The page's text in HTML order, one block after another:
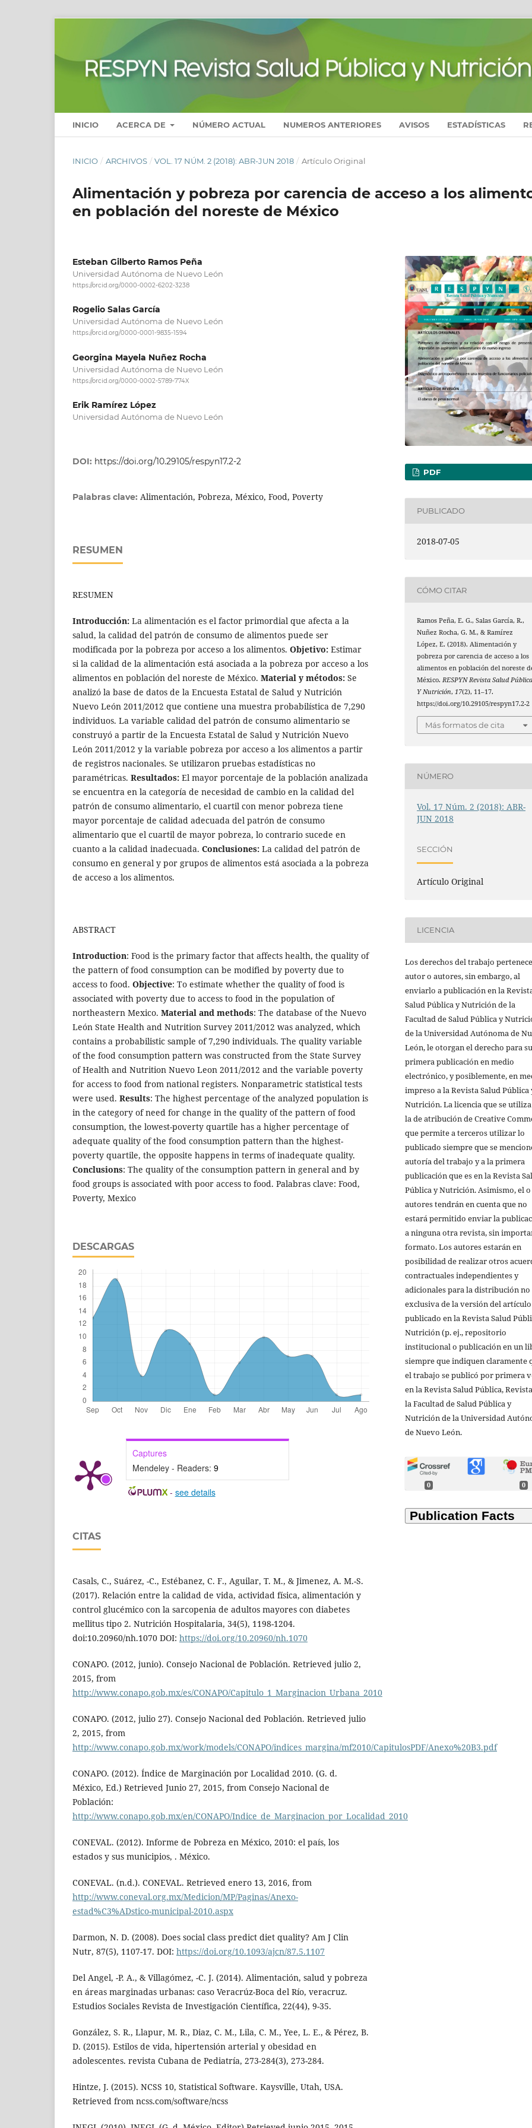
INICIO ACERCA DE NÚMERO ACTUAL NUMEROS ANTERIORES AVISOS ESTADÍSTICAS
INICIO / ARCHIVOS / VOL. 17 NÚM. 2 (2018): ABR-JUN 2018 / Artículo Original
Alimentación y pobreza por carencia de acceso a los
en población del noreste de México
Esteban Gilberto Ramos Peña
Universidad Autónoma de Nuevo León
https://orcid.org/0000-0002-6202-3238
Rogelio Salas García
Universidad Autónoma de Nuevo León
https://orcid.org/0000-0001-9835-1594
Georgina Mayela Nuñez Rocha
Universidad Autónoma de Nuevo León
https://orcid.org/0000-0002-5789-774X
Erik Ramírez López
Universidad Autónoma de Nuevo León
DOI: https://doi.org/10.29105/respyn17.2-2
Palabras clave: Alimentación, Pobreza, México, Food, Poverty
RESUMEN
RESUMEN
Introducción: La alimentación es el factor primordial que afecta a la
salud, la calidad del patrón de consumo de alimentos puede ser
modificada por la pobreza por acceso a los alimentos. Objetivo: Estimar
si la calidad de la alimentación está asociada a la pobreza por acceso a los
alimentos en población del noreste de México. Material y métodos: Se
analizó la base de datos de la Encuesta Estatal de Salud y Nutrición
Nuevo León 2011/2012 que contiene una muestra probabilística de 7,290
individuos. La variable calidad del patrón de consumo alimentario se
construyó a partir de la Encuesta Estatal de Salud y Nutrición Nuevo
León 2011/2012 y la variable pobreza por acceso a los alimentos a partir
de registros nacionales. Se utilizaron pruebas estadísticas no
paramétricas. Resultados: El mayor porcentaje de la población analizada
se encuentra en la categoría de necesidad de cambio en la calidad del
patrón de consumo alimentario, el cuartil con menor pobreza tiene
mayor porcentaje de calidad adecuada del patrón de consumo
alimentario que el cuartil de mayor pobreza, lo contrario sucede en
cuanto a la calidad inadecuada. Conclusiones: La calidad del patrón de
consumo en general y por grupos de alimentos está asociada a la pobreza
de acceso a los alimentos.
ABSTRACT
Introduction: Food is the primary factor that affects health, the quality of
the pattern of food consumption can be modified by poverty due to
access to food. Objective: To estimate whether the quality of food is
associated with poverty due to access to food in the population of
northeastern Mexico. Material and methods: The database of the Nuevo
León State Health and Nutrition Survey 2011/2012 was analyzed, which
contains a probabilistic sample of 7,290 individuals. The quality variable
of the food consumption pattern was constructed from the State Survey
of Health and Nutrition Nuevo Leon 2011/2012 and the variable poverty
for access to food from national registers. Nonparametric statistical tests
were used. Results: The highest percentage of the analyzed population is
in the category of need for change in the quality of the pattern of food
consumption, the lowest-poverty quartile has a higher percentage of
adequate quality of the food consumption pattern than the highest-
poverty quartile, the opposite happens in terms of inadequate quality.
Conclusions: The quality of the consumption pattern in general and by
food groups is associated with poor access to food. Palabras clave: Food,
Poverty, Mexico
DESCARGAS
Captures
Mendeley - Readers: 9
- see details
CITAS
Casals, C., Suárez, -C., Estébanez, C. F., Aguilar, T. M., & Jimenez, A. M.-S.
(2017). Relación entre la calidad de vida, actividad física, alimentación y
control glucémico con la sarcopenia de adultos mayores con diabetes
mellitus tipo 2. Nutrición Hospitalaria, 34(5), 1198-1204.
doi:10.20960/nh.1070 DOI: https://doi.org/10.20960/nh.1070
CONAPO. (2012, junio). Consejo Nacional de Población. Retrieved julio 2,
2015, from
http://www.conapo.gob.mx/es/CONAPO/Capitulo_1_Marginacion_Urbana_2010
CONAPO. (2012, julio 27). Consejo Nacional ded Población. Retrieved julio
2, 2015, from
http://www.conapo.gob.mx/work/models/CONAPO/indices_margina/mf2010/CapitulosPDF/Anexo%20B3.pdf
CONAPO. (2012). Índice de Marginación por Localidad 2010. (G. d.
México, Ed.) Retrieved Junio 27, 2015, from Consejo Nacional de
Población:
http://www.conapo.gob.mx/en/CONAPO/Indice_de_Marginacion_por_Localidad_2010
CONEVAL. (2012). Informe de Pobreza en México, 2010: el país, los
estados y sus municipios, . México.
CONEVAL. (n.d.). CONEVAL. Retrieved enero 13, 2016, from
http://www.coneval.org.mx/Medicion/MP/Paginas/Anexo-
estad%C3%ADstico-municipal-2010.aspx
Darmon, N. D. (2008). Does social class predict diet quality? Am J Clin
Nutr, 87(5), 1107-17. DOI: https://doi.org/10.1093/ajcn/87.5.1107
Del Angel, -P. A., & Villagómez, -C. J. (2014). Alimentación, salud y pobreza
en áreas marginadas urbanas: caso Veracrúz-Boca del Río, veracruz.
Estudios Sociales Revista de Investigación Científica, 22(44), 9-35.
González, S. R., Llapur, M. R., Diaz, C. M., Lila, C. M., Yee, L. E., & Pérez, B.
D. (2015). Estilos de vida, hipertensión arterial y obesidad en
adolescentes. revista Cubana de Pediatría, 273-284(3), 273-284.
Hintze, J. (2015). NCSS 10, Statistical Software. Kaysville, Utah, USA.
Retrieved from ncss.com/software/ncss
PDF
PUBLICADO
2018-07-05
CÓMO CITAR
Ramos Peña, E. G., Salas García, R.,
Nuñez Rocha, G. M., & Ramírez
López, E. (2018). Alimentación y
pobreza por carencia de acceso a los
alimentos en población del noreste
México.RESPYN Revista Salud
Y Nutrición,17(2), 11–17.
https://doi.org/10.29105/respyn17.2-2
Más formatos de cita
NÚMERO
Vol. 17 Núm. 2 (2018): ABR-
JUN 2018
SECCIÓN
Artículo Original
LICENCIA
Los derechos del trabajo
autor o autores, sin embargo, al
enviarlo a publicación en la
Salud Pública y Nutrición de la
Facultad de Salud Pública y
de la Universidad Autónoma de
León, le otorgan el derecho para su
primera publicación en medio
electrónico, y posiblemente, en
impreso a la Revista Salud Pública
Nutrición. La licencia que se utiliza
la de atribución de Creative
que permite a terceros utilizar lo
publicado siempre que se
autoría del trabajo y a la primera
publicación que es en la Revista
Pública y Nutrición. Asimismo, el
autores tendrán en cuenta que no
estará permitido enviar la
a ninguna otra revista, sin
formato. Los autores estarán en
posibilidad de realizar otros
contractuales independientes y
adicionales para la distribución no
exclusiva de la versión del artículo
publicado en la Revista Salud
Nutrición (p. ej., repositorio
institucional o publicación en un
siempre que indiquen claramente
el trabajo se publicó por primera
en la Revista Salud Pública,
la Facultad de Salud Pública y
Nutrición de la Universidad
de Nuevo León.
0 0